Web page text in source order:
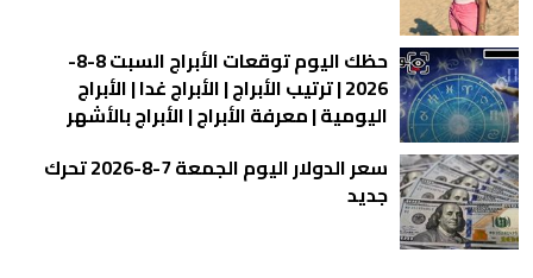
حظك اليوم توقعات الأبراج السبت 8-8-
2026 | ترتيب الأبراج | الأبراج غدا | الأبراج
اليومية | معرفة الأبراج | الأبراج بالأشهر
سعر الدولار اليوم الجمعة 7-8-2026 تحرك
جديد